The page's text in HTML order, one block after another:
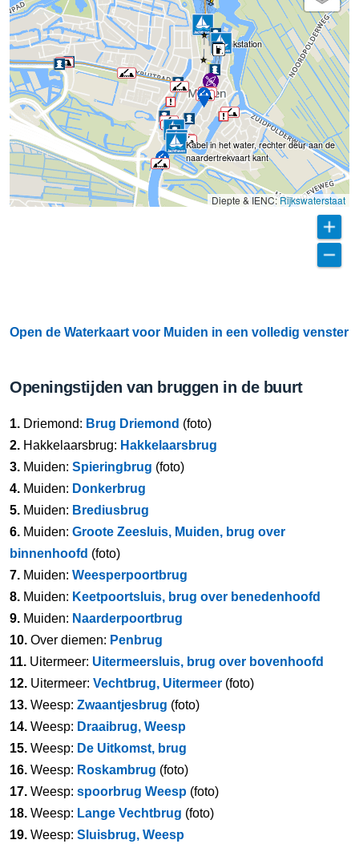
Tankstation
Kabel in het water, rechter deur aan de
naardertrekvaart kant
Diepte & IENC:Rijkswaterstaat
Open de Waterkaart voor Muiden in een volledig venster
Openingstijden van bruggen in de buurt
1. Driemond: Brug Driemond (foto)
2. Hakkelaarsbrug: Hakkelaarsbrug
3. Muiden: Spieringbrug (foto)
4. Muiden: Donkerbrug
5. Muiden: Brediusbrug
6. Muiden: Groote Zeesluis, Muiden, brug over
binnenhoofd (foto)
7. Muiden: Weesperpoortbrug
8. Muiden: Keetpoortsluis, brug over benedenhoofd
9. Muiden: Naarderpoortbrug
10. Over diemen: Penbrug
11. Uitermeer: Uitermeersluis, brug over bovenhoofd
12. Uitermeer: Vechtbrug, Uitermeer (foto)
13. Weesp: Zwaantjesbrug (foto)
14. Weesp: Draaibrug, Weesp
15. Weesp: De Uitkomst, brug
16. Weesp: Roskambrug (foto)
17. Weesp: spoorbrug Weesp (foto)
18. Weesp: Lange Vechtbrug (foto)
19. Weesp: Sluisbrug, Weesp